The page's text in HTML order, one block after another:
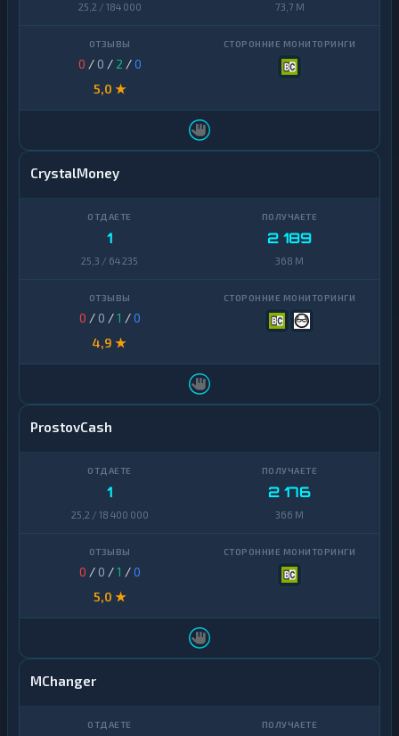
25,2 / 184 000 73,7 M
0 / 0 / 2 /0
5,0 ★
CrystalMoney
1
25,3 / 64 235
2 189
368 M
0 / 0 /1 /0
4,9 ★
ProstovCash
1
25,2 / 18 400 000
2 176
366 M
0 / 0 /1 /0
5,0 ★
MChanger